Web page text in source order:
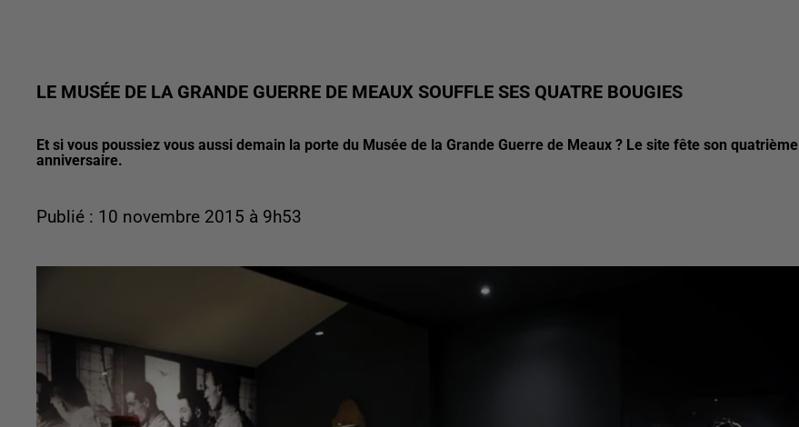
LE MUSÉE DE LA GRANDE GUERRE DE MEAUX SOUFFLE SES QUATRE BOUGIES
Et si vous poussiez vous aussi demain la porte du Musée de la Grande Guerre de Meaux ? Le site fête son quatrième
anniversaire.
Publié : 10 novembre 2015 à 9h53